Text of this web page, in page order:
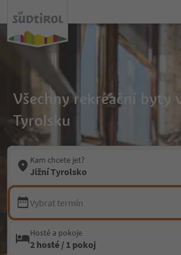
Všechny rekreační byty
Tyrolsku
Kam chcete jet?
Jižní Tyrolsko
Vybrat termín
Hosté a pokoje
2 hosté / 1 pokoj